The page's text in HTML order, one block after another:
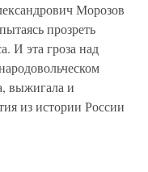
Морозов
прозреть
И эта гроза над
выжигала и
из истории России